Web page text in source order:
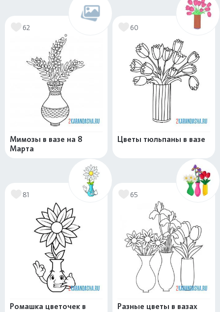
62
Мимозы в вазе на 8
Марта
60
Цветы тюльпаны в вазе
81
Ромашка цветочек в
65
Разные цветы в вазах